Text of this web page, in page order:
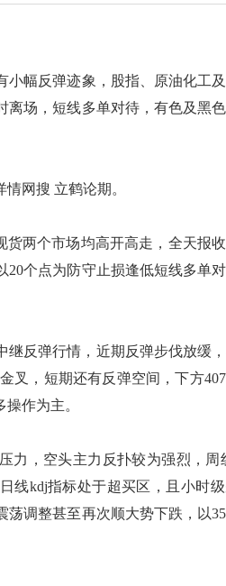
幅反弹迹象，股指、原油化工
场，短线多单对待，有色及黑
网搜 立鹤论期。
两个市场均高开高走，全天报
个点为防守止损逢低短线多单
反弹行情，近期反弹步伐放缓
叉，短期还有反弹空间，下方
作为主。
，空头主力反扑较为强烈，周
线kdj指标处于超买区，且小时
调整甚至再次顺大势下跌，以